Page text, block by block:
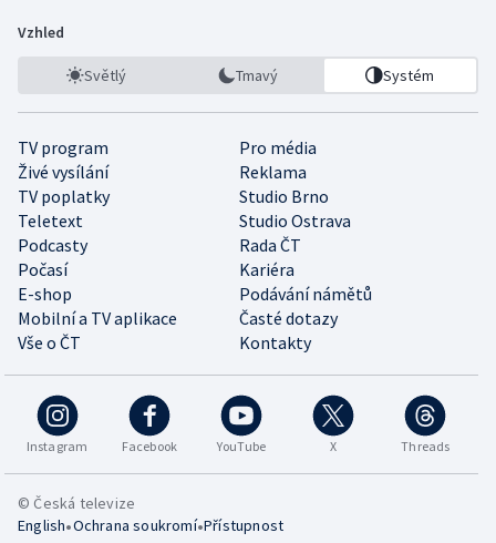
Vzhled
Světlý Tmavý Systém
TV program
Pro média
Živé vysílání
Reklama
TV poplatky
Studio Brno
Teletext
Studio Ostrava
Podcasty
Rada ČT
Počasí
Kariéra
E-shop
Podávání námětů
Mobilní a TV aplikace
Časté dotazy
Vše o ČT
Kontakty
Instagram Facebook YouTube X Threads
© Česká televize
English•Ochrana soukromí•Přístupnost